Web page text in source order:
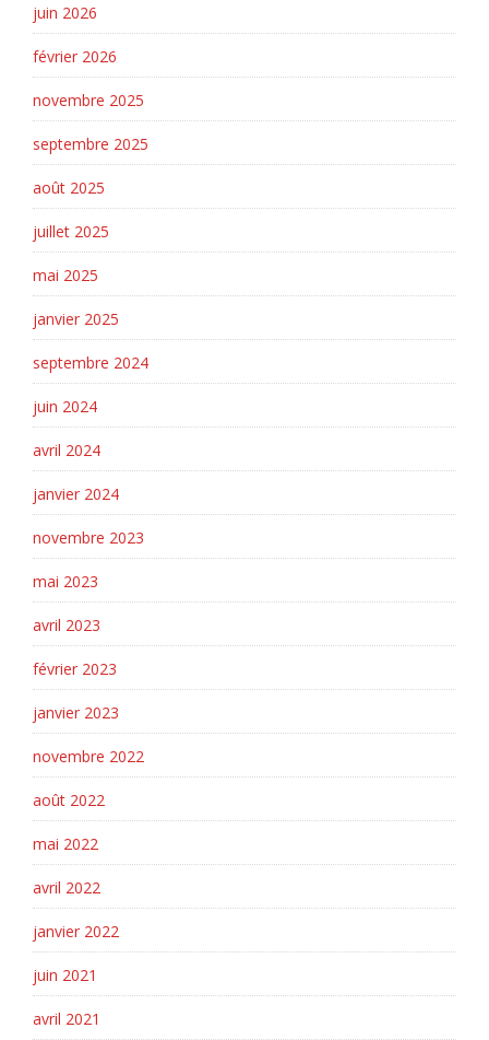
juin 2026
février 2026
novembre 2025
septembre 2025
août 2025
juillet 2025
mai 2025
janvier 2025
septembre 2024
juin 2024
avril 2024
janvier 2024
novembre 2023
mai 2023
avril 2023
février 2023
janvier 2023
novembre 2022
août 2022
mai 2022
avril 2022
janvier 2022
juin 2021
avril 2021